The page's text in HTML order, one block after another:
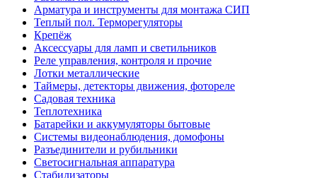
Арматура и инструменты для монтажа СИП
Теплый пол. Терморегуляторы
Крепёж
Аксессуары для ламп и светильников
Реле управления, контроля и прочие
Лотки металлические
Таймеры, детекторы движения, фотореле
Садовая техника
Теплотехника
Батарейки и аккумуляторы бытовые
Системы видеонаблюдения, домофоны
Разъединители и рубильники
Светосигнальная аппаратура
Стабилизаторы